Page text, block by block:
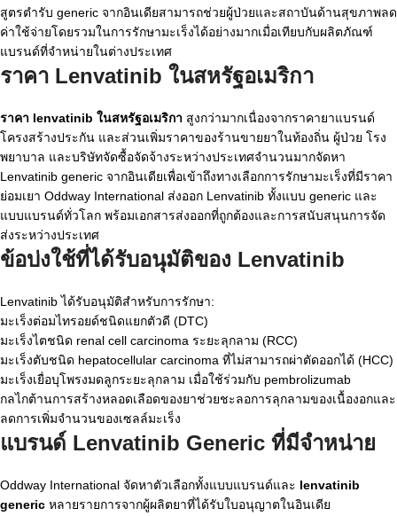
สูตรตำรับ generic จากอินเดียสามารถช่วยผู้ป่วยและสถาบันด้านสุขภาพลด
ค่าใช้จ่ายโดยรวมในการรักษามะเร็งได้อย่างมากเมื่อเทียบกับผลิตภัณฑ์
แบรนด์ที่จำหน่ายในต่างประเทศ
ราคา Lenvatinib ในสหรัฐอเมริกา
ราคา lenvatinib ในสหรัฐอเมริกา สูงกว่ามากเนื่องจากราคายาแบรนด์
โครงสร้างประกัน และส่วนเพิ่มราคาของร้านขายยาในท้องถิ่น ผู้ป่วย โรง
พยาบาล และบริษัทจัดซื้อจัดจ้างระหว่างประเทศจำนวนมากจัดหา
Lenvatinib generic จากอินเดียเพื่อเข้าถึงทางเลือกการรักษามะเร็งที่มีราคา
ย่อมเยา Oddway International ส่งออก Lenvatinib ทั้งแบบ generic และ
แบบแบรนด์ทั่วโลก พร้อมเอกสารส่งออกที่ถูกต้องและการสนับสนุนการจัด
ส่งระหว่างประเทศ
ข้อบ่งใช้ที่ได้รับอนุมัติของ Lenvatinib
Lenvatinib ได้รับอนุมัติสำหรับการรักษา:
มะเร็งต่อมไทรอยด์ชนิดแยกตัวดี (DTC)
มะเร็งไตชนิด renal cell carcinoma ระยะลุกลาม (RCC)
มะเร็งตับชนิด hepatocellular carcinoma ที่ไม่สามารถผ่าตัดออกได้ (HCC)
มะเร็งเยื่อบุโพรงมดลูกระยะลุกลาม เมื่อใช้ร่วมกับ pembrolizumab
กลไกต้านการสร้างหลอดเลือดของยาช่วยชะลอการลุกลามของเนื้องอกและ
ลดการเพิ่มจำนวนของเซลล์มะเร็ง
แบรนด์ Lenvatinib Generic ที่มีจำหน่าย
Oddway International จัดหาตัวเลือกทั้งแบบแบรนด์และ lenvatinib
generic หลายรายการจากผู้ผลิตยาที่ได้รับใบอนุญาตในอินเดีย